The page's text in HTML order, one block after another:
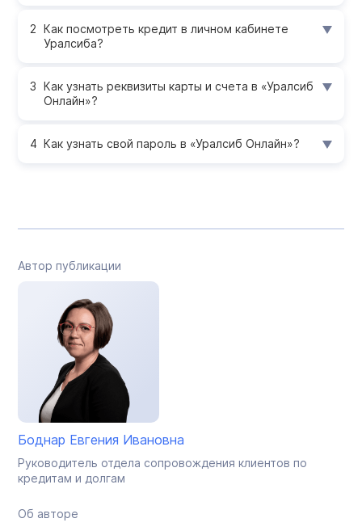
Как посмотреть кредит в личном кабинете
Уралсиба?
Как узнать реквизиты карты и счета в «Уралсиб
Онлайн»?
Как узнать свой пароль в «Уралсиб Онлайн»?
Автор публикации
Боднар Евгения Ивановна
Руководитель отдела сопровождения клиентов по
кредитам и долгам
Об авторе